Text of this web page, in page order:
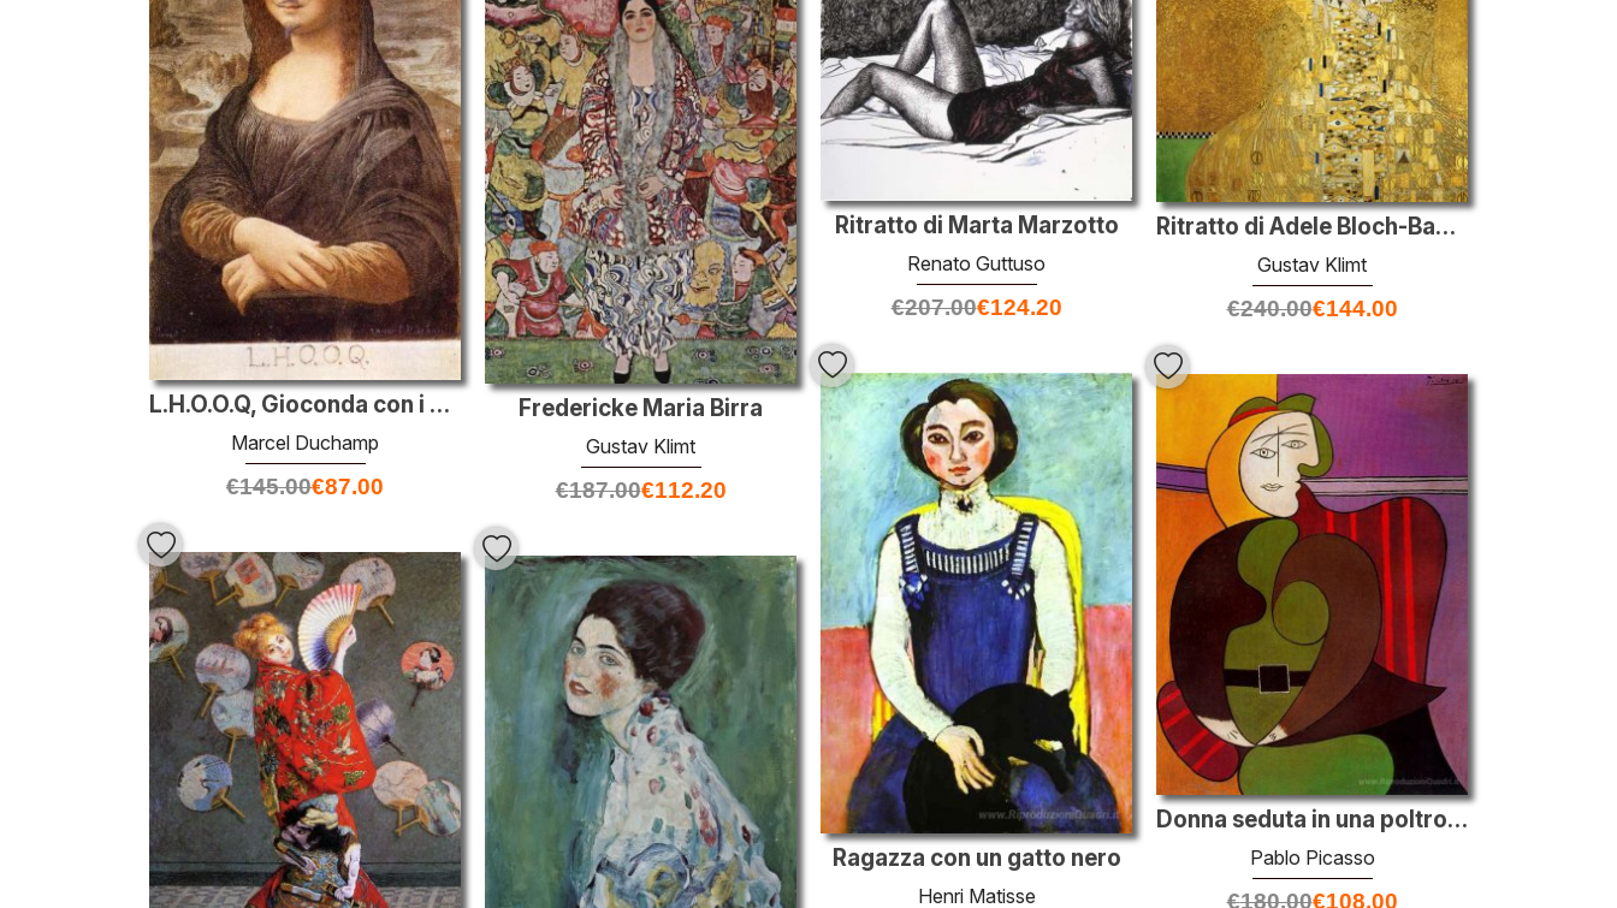
L.H.O.O.Q, Gioconda con i baffi
Marcel Duchamp
€145.00€87.00
Ritratto di Adele Bloch-Bauer I
Gustav Klimt
€240.00€144.00
Ritratto di Marta Marzotto
Renato Guttuso
€207.00€124.20
Fredericke Maria Birra
Gustav Klimt
€187.00€112.20
Ragazza con un gatto nero
Henri Matisse
Donna seduta in una poltrona rossa
Pablo Picasso
€180.00€108.00